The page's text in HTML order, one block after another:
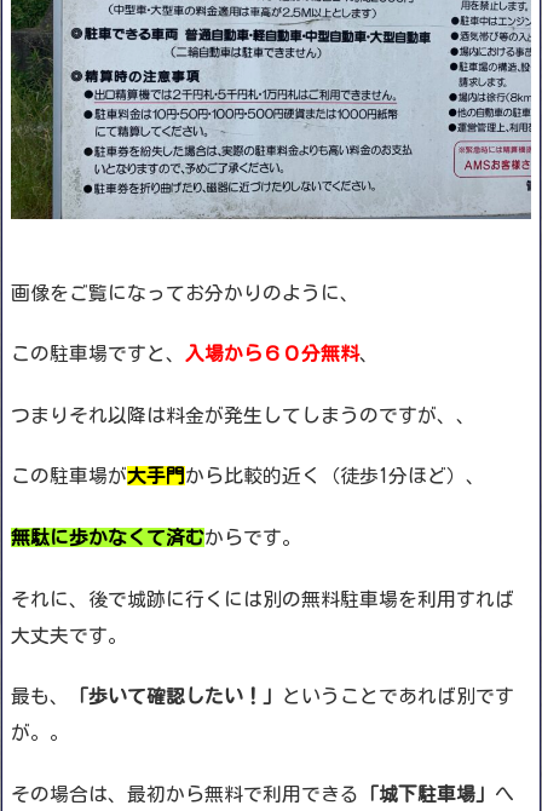
画像をご覧になってお分かりのように、
この駐車場ですと、 入場から６０分無料、
つまりそれ以降は料金が発生してしまうのですが、、
この駐車場が大手門 から比較的近く（徒歩1分ほど）、
無駄に歩かなくて済むからです。
それに、 後で城跡に行くには別の無料駐車場を利用すれば
大丈夫です。
最も、 「歩いて確認したい！」
ということであれば別です
が。。
その場合は、最初から無料で利用できる 「城下駐車場」 へ